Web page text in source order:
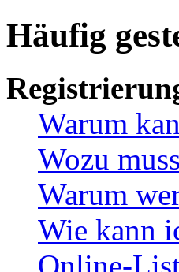
Häufig
Warum
Wozu
Warum
Wie kann
Online-